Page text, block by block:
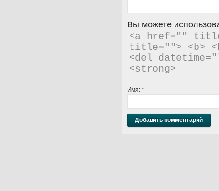
Вы можете
<a href=""
title=""> <b>
<del
<strong>
Имя: *